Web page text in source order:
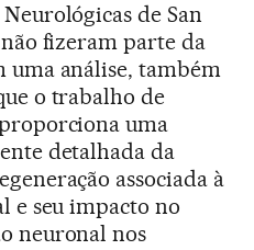
de San
fizeram parte da
uma análise, também
o trabalho de
uma
detalhada da
associada à
e seu impacto no
neuronal nos